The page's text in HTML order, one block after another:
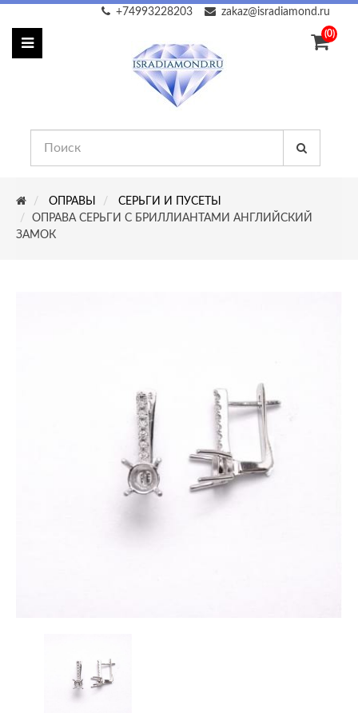
zakaz@isradiamond.ru
+74993228203
(0)
ОПРАВЫ
СЕРЬГИ И ПУСЕТЫ
ОПРАВА СЕРЬГИ С БРИЛЛИАНТАМИ АНГЛИЙСКИЙ
ЗАМОК